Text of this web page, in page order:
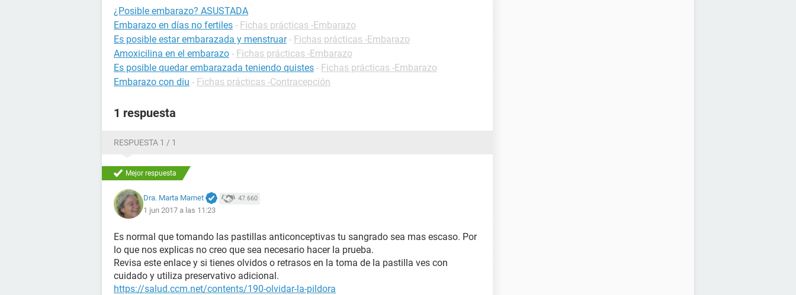
¿Posible embarazo? ASUSTADA
Embarazo en días no fertiles - Fichas prácticas -Embarazo
Es posible estar embarazada y menstruar - Fichas prácticas -Embarazo
Amoxicilina en el embarazo - Fichas prácticas -Embarazo
Es posible quedar embarazada teniendo quistes - Fichas prácticas -Embarazo
Embarazo con diu - Fichas prácticas -Contracepción
1 respuesta
RESPUESTA 1 / 1
Mejor respuesta
Dra. Marta Marnet 47.660
1 jun 2017 a las 11:23
Es normal que tomando las pastillas anticonceptivas tu sangrado sea mas escaso. Por
lo que nos explicas no creo que sea necesario hacer la prueba.
Revisa este enlace y si tienes olvidos o retrasos en la toma de la pastilla ves con
cuidado y utiliza preservativo adicional.
https://salud.ccm.net/contents/190-olvidar-la-pildora